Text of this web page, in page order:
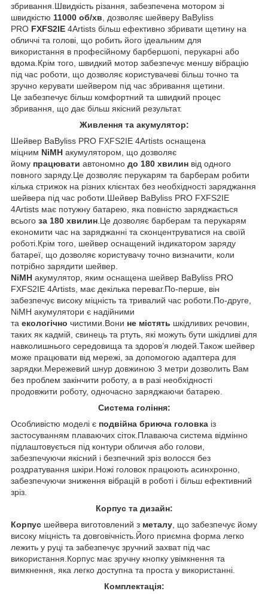
збривання.Швидкість різання, забезпечена мотором зі
швидкістю 11000 об/хв , дозволяє шейверу BaByliss
PRO FXFS2IE 4Artists більш ефективно збривати щетину на
обличчі та голові, що робить його ідеальним для
використання в професійному барбершопі, перукарні або
вдома.Крім того, швидкий мотор забезпечує меншу вібрацію
під час роботи, що дозволяє користувачеві більш точно та
зручно керувати шейвером під час збривання щетини.
Це забезпечує більш комфортний та швидкий процес
збривання, що дає більш якісний результат.
Живлення та акумулятор:
Шейвер BaByliss PRO FXFS2IE 4Artists оснащена
міцним NiMH акумулятором, що дозволяє
йому працювати автономно до 180 хвилин від одного
повного заряду.Це дозволяє перукарям та барберам робити
кілька стрижок на різних клієнтах без необхідності заряджання
шейвера під час роботи.Шейвер BaByliss PRO FXFS2IE
4Artists має потужну батарею, яка повністю заряджається
всього за 180 хвилин .Це дозволяє барберам та перукарям
економити час на заряджанні та сконцентруватися на своїй
роботі.Крім того, шейвер оснащений індикатором заряду
батареї, що дозволяє користувачу точно визначити, коли
потрібно зарядити шейвер.
NiMH акумулятор, яким оснащена шейвер BaByliss PRO
FXFS2IE 4Artists, має декілька переваг.По-перше, він
забезпечує високу міцність та тривалий час роботи.По-друге,
NiMH акумулятори є надійними
та екологічно чистими.Вони не містять шкідливих речовин,
таких як кадмій, свинець та ртуть, які можуть бути шкідливі для
навколишнього середовища та здоров’я людей.Також шейвер
може працювати від мережі, за допомогою адаптера для
зарядки.Мережевий шнур довжиною 3 метри дозволить Вам
без проблем закінчити роботу, а в разі необхідності
продовжити роботу, одночасно заряджаючи батарею.
Система гоління:
Особливістю моделі є подвійна бриюча головка із
застосуванням плаваючих сіток.Плаваюча система відмінно
підлаштовується під контури обличчя або голови,
забезпечуючи якісний і безпечний зріз волосся без
роздратування шкіри.Ножі головок працюють асинхронно,
забезпечуючи зниження вібрацій в роботі і більш ефективний
зріз.
Корпус та дизайн:
Корпус шейвера виготовлений з металу , що забезпечує йому
високу міцність та довговічність.Його приємна форма легко
лежить у руці та забезпечує зручний захват під час
використання.Корпус має зручну кнопку увімкнення та
вимкнення, яка легко доступна та проста у використанні.
Комплектація: